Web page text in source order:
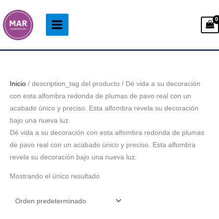
al
contenido
Inicio / description_tag del producto / Dé vida a su decoración
con esta alfombra redonda de plumas de pavo real con un
acabado único y preciso. Esta alfombra revela su decoración
bajo una nueva luz.
Dé vida a su decoración con esta alfombra redonda de plumas
de pavo real con un acabado único y preciso. Esta alfombra
revela su decoración bajo una nueva luz.
Mostrando el único resultado